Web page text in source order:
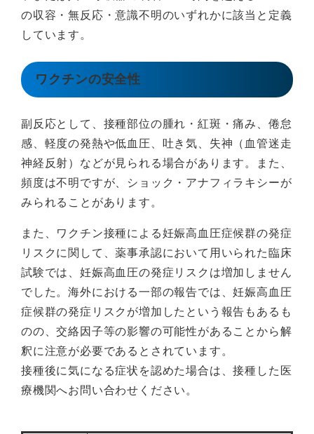
の収容・無反応・意識不明のいずれかに該当と定義
しています。
ワクチンの安全性
副反応として、接種部位の腫れ・紅斑・痛み、倦怠
感、軽度の発熱や低血圧、吐き気、失神（血管迷走
神経反射）などが見られる場合があります。また、
頻度は不明ですが、ショック・アナフィラキシーが
みられることがあります。
また、ワクチン接種による妊娠高血圧症候群の発症
リスクに関して、薬事承認において用いられた臨床
試験では、妊娠高血圧の発症リスクは増加しません
でした。海外における一部の報告では、妊娠高血圧
症候群の発症リスクが増加したという報告もあるも
のの、交絡因子等の影響の可能性があることから解
釈に注意が必要であるとされています。
接種後に気になる症状を認めた場合は、接種した医
療機関へお問い合わせください。